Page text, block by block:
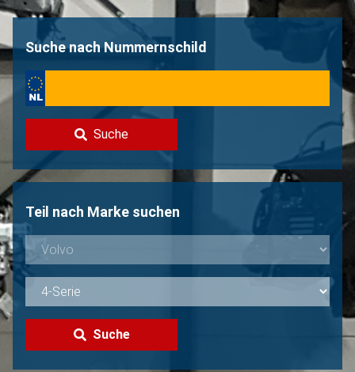
Home
Über uns
Volvo Verkaufen?
Nicht gefunden?
Suche nach Nummernschild
Suche
Teil nach Marke suchen
Suche